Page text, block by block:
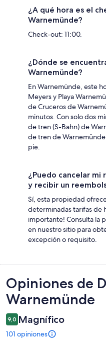
¿A qué hora es el
Warnemünde?
Check-out: 11:00.
¿Dónde se
Warnemünde?
En Warnemünde, este
Meyers y Playa
de Cruceros de
minutos. Con solo dos
de tren (S-Bahn) de
de tren de Warnemünde
pie.
¿Puedo cancelar
y recibir un
Sí, esta propiedad
determinadas tarifas de
importante! Consulta la
en nuestro sitio para
excepción o requisito.
Opiniones
Opiniones de
Warnemünde
9,0 Magnífico
101 opiniones